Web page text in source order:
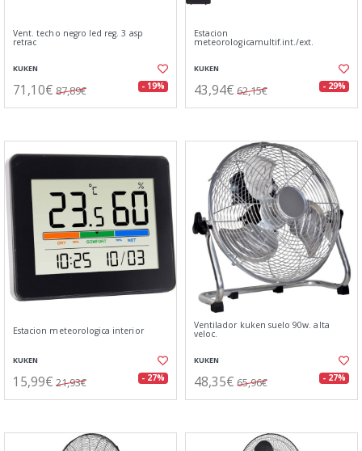
Vent. techo negro led reg. 3 asp
retrac
KUKEN
71,10€ 87,89€ - 19%
Estacion
meteorologicamultif.int./ext.
KUKEN
43,94€ 62,15€ - 29%
Estacion meteorologica interior
KUKEN
15,99€ 21,93€ - 27%
Ventilador kuken suelo 90w. alta
veloc.
KUKEN
48,35€ 65,96€ - 27%